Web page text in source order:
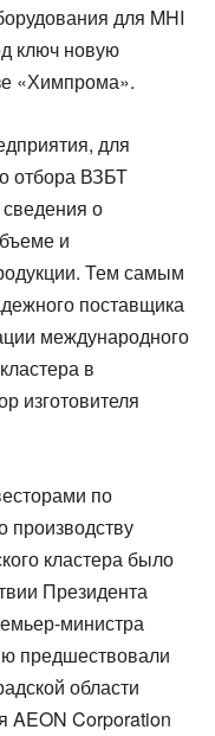
для MHI
ключ новую
«Химпрома».
для
отбора ВЗБТ
о
и
Тем самым
поставщика
международного
в
изготовителя
по
производству
кластера было
Президента
министра
предшествовали
области
AEON Corporation